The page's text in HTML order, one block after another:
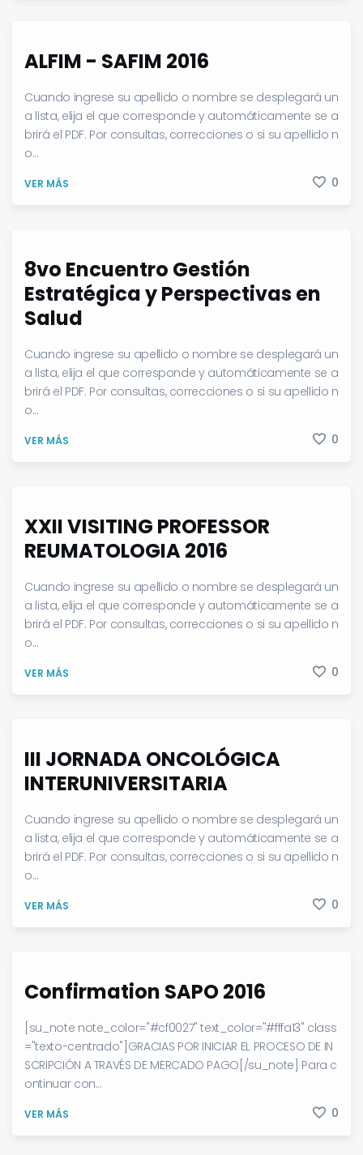
ALFIM - SAFIM 2016
Cuando ingrese su apellido o nombre se desplegará un
a lista, elija el que corresponde y automáticamente se a
brirá el PDF. Por consultas, correcciones o si su apellido n
o...
VER MÁS 0
8vo Encuentro Gestión
Estratégica y Perspectivas en
Salud
Cuando ingrese su apellido o nombre se desplegará un
a lista, elija el que corresponde y automáticamente se a
brirá el PDF. Por consultas, correcciones o si su apellido n
o...
VER MÁS 0
XXII VISITING PROFESSOR
REUMATOLOGIA 2016
Cuando ingrese su apellido o nombre se desplegará un
a lista, elija el que corresponde y automáticamente se a
brirá el PDF. Por consultas, correcciones o si su apellido n
o...
VER MÁS 0
III JORNADA ONCOLÓGICA
INTERUNIVERSITARIA
Cuando ingrese su apellido o nombre se desplegará un
a lista, elija el que corresponde y automáticamente se a
brirá el PDF. Por consultas, correcciones o si su apellido n
o...
VER MÁS 0
Confirmation SAPO 2016
[su_note note_color="#cf0027" text_color="#fffa13" class
="texto-centrado"]GRACIAS POR INICIAR EL PROCESO DE IN
SCRIPCIÓN A TRAVÉS DE MERCADO PAGO[/su_note] Para c
ontinuar con...
VER MÁS 0